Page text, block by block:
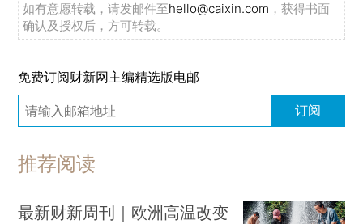
如有意愿转载，请发邮件至hello@caixin.com ，获得书面
确认及授权后，方可转载。
免费订阅财新网主编精选版电邮
订阅
推荐阅读
最新财新周刊｜欧洲高温改变